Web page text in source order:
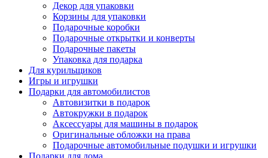
Декор для упаковки
Корзины для упаковки
Подарочные коробки
Подарочные открытки и конверты
Подарочные пакеты
Упаковка для подарка
Для курильщиков
Игры и игрушки
Подарки для автомобилистов
Автовизитки в подарок
Автокружки в подарок
Аксессуары для машины в подарок
Оригинальные обложки на права
Подарочные автомобильные подушки и игрушки
Подарки для дома